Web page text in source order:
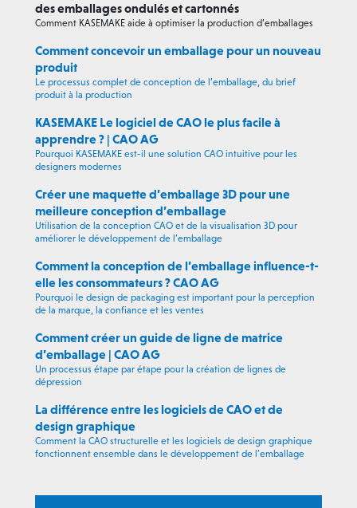
des emballages ondulés et cartonnés
Comment KASEMAKE aide à optimiser la production d’emballages
Comment concevoir un emballage pour un nouveau
produit
Le processus complet de conception de l’emballage, du brief
produit à la production
KASEMAKE Le logiciel de CAO le plus facile à
apprendre ? | CAO AG
Pourquoi KASEMAKE est-il une solution CAO intuitive pour les
designers modernes
Créer une maquette d’emballage 3D pour une
meilleure conception d’emballage
Utilisation de la conception CAO et de la visualisation 3D pour
améliorer le développement de l’emballage
Comment la conception de l’emballage influence-t-
elle les consommateurs ? CAO AG
Pourquoi le design de packaging est important pour la perception
de la marque, la confiance et les ventes
Comment créer un guide de ligne de matrice
d’emballage | CAO AG
Un processus étape par étape pour la création de lignes de
dépression
La différence entre les logiciels de CAO et de
design graphique
Comment la CAO structurelle et les logiciels de design graphique
fonctionnent ensemble dans le développement de l’emballage